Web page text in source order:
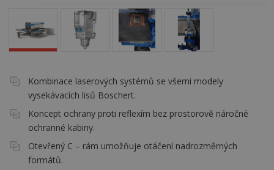
Kombinace laserových systémů se všemi modely
vysekávacích lisů Boschert.
Koncept ochrany proti reflexím bez prostorově náročné
ochranné kabiny.
Otevřený C – rám umožňuje otáčení nadrozměrných
formátů.